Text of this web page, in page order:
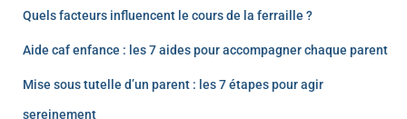
Quels facteurs influencent le cours de la ferraille ?
Aide caf enfance : les 7 aides pour accompagner chaque parent
Mise sous tutelle d’un parent : les 7 étapes pour agir
sereinement